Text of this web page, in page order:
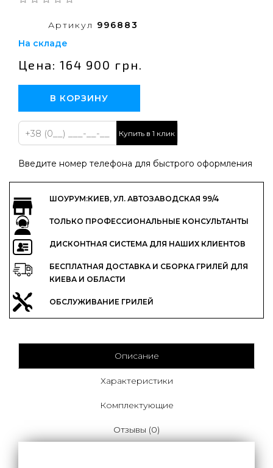
Артикул 996883
На складе
Цена: 164 900 грн.
В КОРЗИНУ
Купить в 1 клик
Введите номер телефона для быстрого оформления
ШОУРУМ:КИЕВ, УЛ. АВТОЗАВОДСКАЯ 99/4
ТОЛЬКО ПРОФЕССИОНАЛЬНЫЕ КОНСУЛЬТАНТЫ
ДИСКОНТНАЯ СИСТЕМА ДЛЯ НАШИХ КЛИЕНТОВ
БЕСПЛАТНАЯ ДОСТАВКА И СБОРКА ГРИЛЕЙ ДЛЯ
КИЕВА И ОБЛАСТИ
ОБСЛУЖИВАНИЕ ГРИЛЕЙ
Описание
Характеристики
Комплектующие
Отзывы (0)